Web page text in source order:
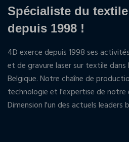
Spécialiste du
depuis 1998 !
4D exerce depuis 1998 ses
et de gravure laser sur textile dans
Belgique. Notre chaîne de
technologie et l'expertise de
Dimension l'un des actuels leaders